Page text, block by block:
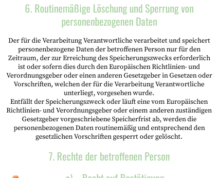
6. Routinemäßige Löschung und Sperrung von
personenbezogenen Daten
Der für die Verarbeitung Verantwortliche verarbeitet und speichert
personenbezogene Daten der betroffenen Person nur für den
Zeitraum, der zur Erreichung des Speicherungszwecks erforderlich
ist oder sofern dies durch den Europäischen Richtlinien- und
Verordnungsgeber oder einen anderen Gesetzgeber in Gesetzen oder
Vorschriften, welchen der für die Verarbeitung Verantwortliche
unterliegt, vorgesehen wurde.
Entfällt der Speicherungszweck oder läuft eine vom Europäischen
Richtlinien- und Verordnungsgeber oder einem anderen zuständigen
Gesetzgeber vorgeschriebene Speicherfrist ab, werden die
personenbezogenen Daten routinemäßig und entsprechend den
gesetzlichen Vorschriften gesperrt oder gelöscht.
7. Rechte der betroffenen Person